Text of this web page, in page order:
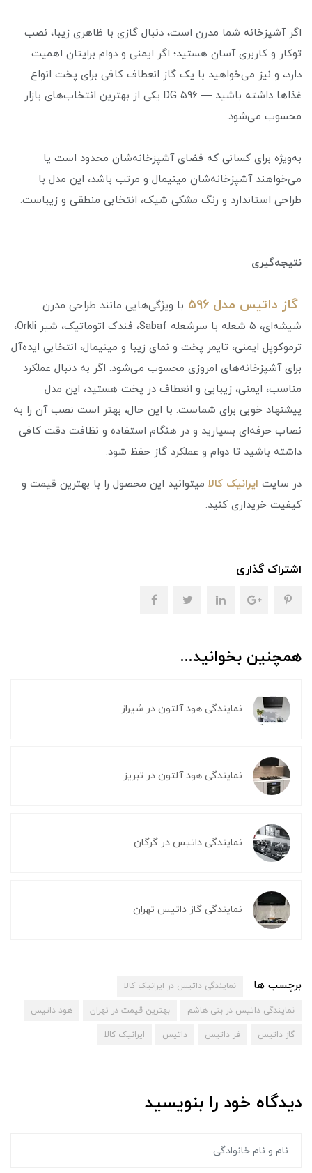
اگر آشپزخانه شما مدرن است، دنبال گازی با ظاهری زیبا، نصب
توکار و کاربری آسان هستید؛ اگر ایمنی و دوام برایتان اهمیت
دارد، و نیز می‌خواهید با یک گاز انعطاف کافی برای پخت انواع
غذاها داشته باشید — DG 596 یکی از بهترین انتخاب‌های بازار
محسوب می‌شود.
به‌ویژه برای کسانی که فضای آشپزخانه‌شان محدود است یا
می‌خواهند آشپزخانه‌شان مینیمال و مرتب باشد، این مدل با
طراحی استاندارد و رنگ مشکی شیک، انتخابی منطقی و زیباست.
نتیجه‌گیری
گاز داتیس مدل 596
با ویژگی‌هایی مانند طراحی مدرن
شیشه‌ای، ۵ شعله با سرشعله Sabaf، فندک اتوماتیک، شیر Orkli،
ترموکوپل ایمنی، تایمر پخت و نمای زیبا و مینیمال، انتخابی ایده‌آل
برای آشپزخانه‌های امروزی محسوب می‌شود. اگر به دنبال عملکرد
مناسب، ایمنی، زیبایی و انعطاف در پخت هستید، این مدل
پیشنهاد خوبی برای شماست. با این حال، بهتر است نصب آن را به
نصاب حرفه‌ای بسپارید و در هنگام استفاده و نظافت دقت کافی
داشته باشید تا دوام و عملکرد گاز حفظ شود.
در سایت ایرانیک کالا میتوانید این محصول را با بهترین قیمت و
کیفیت خریداری کنید.
اشتراک گذاری
همچنین بخوانید...
نمایندگی هود آلتون در شیراز
نمایندگی هود آلتون در تبریز
نمایندگی داتیس در گرگان
نمایندگی گاز داتیس تهران
برچسب ها نمایندگی داتیس در ایرانیک کالا
نمایندگی داتیس در بنی هاشم بهترین قیمت در تهران هود داتیس
گاز داتیس فر داتیس داتیس ایرانیک کالا
دیدگاه خود را بنویسید